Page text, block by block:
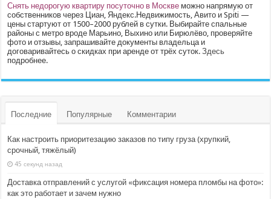
Снять недорогую квартиру посуточно в Москве можно напрямую от
собственников через Циан, Яндекс.Недвижимость, Авито и Spiti —
цены стартуют от 1500–2000 рублей в сутки. Выбирайте спальные
районы с метро вроде Марьино, Выхино или Бирюлёво, проверяйте
фото и отзывы, запрашивайте документы владельца и
договаривайтесь о скидках при аренде от трёх суток.Здесь
подробнее.
Последние Популярные Комментарии
Как настроить приоритезацию заказов по типу груза (хрупкий,
срочный, тяжёлый)
45 секунд назад
Доставка отправлений с услугой «фиксация номера пломбы на фото»:
как это работает и зачем нужно